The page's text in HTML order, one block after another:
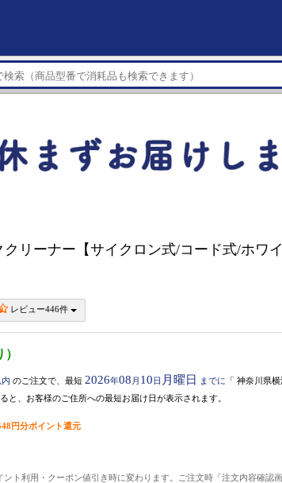
リーナー【サイクロン式/コード式/ホワ
レビュー446件
のご注文で、最短 2026年08 月 10日 月曜日 までに 「 神奈川県横
と、お客様のご住所への最短お届け日が表示されます。
円分ポイント還元
ント利用・クーポン値引き時に変わります。ご注文時「注文内容確認